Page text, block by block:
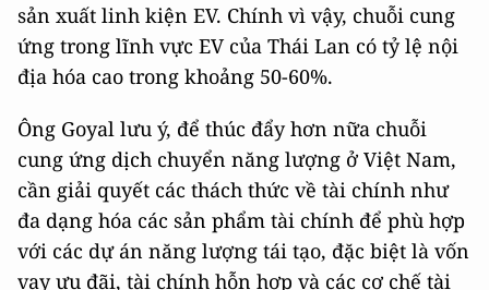
sản xuất linh kiện EV. Chính vì vậy, chuỗi cung
ứng trong lĩnh vực EV của Thái Lan có tỷ lệ nội
địa hóa cao trong khoảng 50-60%.
Ông Goyal lưu ý, để thúc đẩy hơn nữa chuỗi
cung ứng dịch chuyển năng lượng ở Việt Nam,
cần giải quyết các thách thức về tài chính như
đa dạng hóa các sản phẩm tài chính để phù hợp
với các dự án năng lượng tái tạo, đặc biệt là vốn
vay ưu đãi, tài chính hỗn hợp và các cơ chế tài